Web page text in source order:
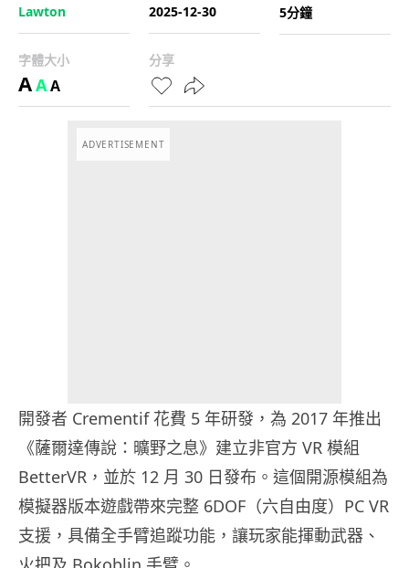
Lawton
2025-12-30
5分鐘
字體大小
AAA
分享
ADVERTISEMENT
開發者 Crementif 花費 5 年研發，為 2017 年推出
《薩爾達傳說：曠野之息》建立非官方 VR 模組
BetterVR，並於 12 月 30 日發布。這個開源模組為
模擬器版本遊戲帶來完整 6DOF（六自由度）PC VR
支援，具備全手臂追蹤功能，讓玩家能揮動武器、